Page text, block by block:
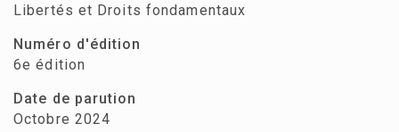
Libertés et Droits fondamentaux
Numéro d'édition
6e édition
Date de parution
Octobre 2024